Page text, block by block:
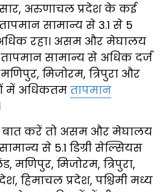
अरुणाचल प्रदेश के कई
सामान्य से 3.1 से 5
रहा। असम और मेघालय
सामान्य से अधिक दर्ज
मिजोरम, त्रिपुरा और
में अधिकतम तापमान
बात करें तो असम और मेघालय
से 5.1 डिग्री सेल्सियस
मणिपुर, मिजोरम, त्रिपुरा,
हिमाचल प्रदेश, पश्चिमी मध्य